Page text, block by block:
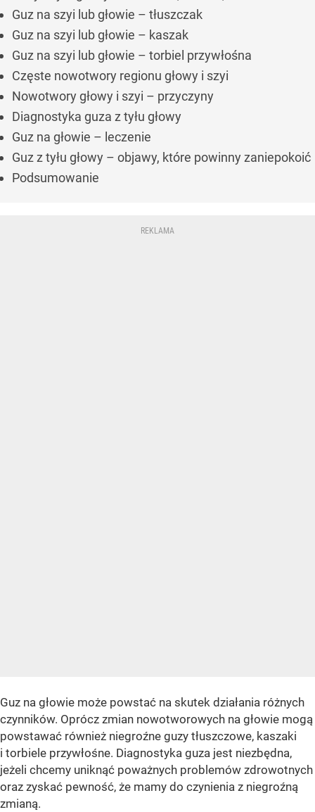
Guz na szyi lub głowie – tłuszczak
Guz na szyi lub głowie – kaszak
Guz na szyi lub głowie – torbiel przywłośna
Częste nowotwory regionu głowy i szyi
Nowotwory głowy i szyi – przyczyny
Diagnostyka guza z tyłu głowy
Guz na głowie – leczenie
Guz z tyłu głowy – objawy, które powinny zaniepokoić
Podsumowanie
Guz na głowie może powstać na skutek działania różnych
czynników. Oprócz zmian nowotworowych na głowie mogą
powstawać również niegroźne guzy tłuszczowe, kaszaki
i torbiele przywłośne. Diagnostyka guza jest niezbędna,
jeżeli chcemy uniknąć poważnych problemów zdrowotnych
oraz zyskać pewność, że mamy do czynienia z niegroźną
zmianą.